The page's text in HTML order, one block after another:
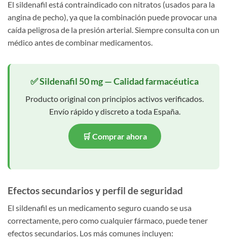
El sildenafil está contraindicado con nitratos (usados para la
angina de pecho), ya que la combinación puede provocar una
caída peligrosa de la presión arterial. Siempre consulta con un
médico antes de combinar medicamentos.
✅ Sildenafil 50 mg — Calidad farmacéutica
Producto original con principios activos verificados.
Envío rápido y discreto a toda España.
🛒 Comprar ahora
Efectos secundarios y perfil de seguridad
El sildenafil es un medicamento seguro cuando se usa
correctamente, pero como cualquier fármaco, puede tener
efectos secundarios. Los más comunes incluyen: